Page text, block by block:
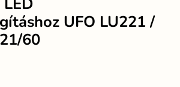
UFO LU221 /
60